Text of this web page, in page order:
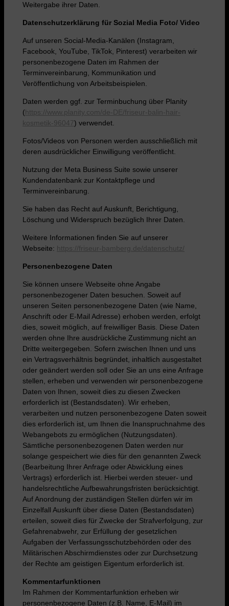
Weitergabe ihrer Daten.
Datenschutzerklärung für Sozial Media Foto/ Video
Auf unseren Social-Media-Kanälen (Instagram,
Facebook, YouTube, TikTok, Pinterest) verarbeiten wir
personenbezogene Daten im Rahmen der
Terminvereinbarung, Kommunikation und
Veröffentlichung von Arbeitsbeispielen.
Daten werden ggf. zur Terminbuchung über Planity
(https://www.planity.com/de-DE/friseur-balin-hair-
kosmetik-96047) verwendet.
Fotos/Videos von Personen werden ausschließlich mit
deren ausdrücklicher Einwilligung veröffentlicht.
Nutzung der Meta Business Suite sowie unserer
Kundendatenbank zur Kontaktpflege und
Terminvereinbarung.
Sie haben das Recht auf Auskunft, Berichtigung,
Löschung und Widerspruch bezüglich Ihrer Daten.
Weitere Informationen finden Sie auf unserer
Webseite: https://friseur-bamberg.de/datenschutz/
Personenbezogene Daten
Sie können unsere Webseite ohne Angabe
personenbezogener Daten besuchen. Soweit auf
unseren Seiten personenbezogene Daten (wie Name,
Anschrift oder E-Mail Adresse) erhoben werden, erfolgt
dies, soweit möglich, auf freiwilliger Basis. Diese Daten
werden ohne Ihre ausdrückliche Zustimmung nicht an
Dritte weitergegeben. Sofern zwischen Ihnen und uns
ein Vertragsverhältnis begründet, inhaltlich ausgestaltet
oder geändert werden soll oder Sie an uns eine Anfrage
stellen, erheben und verwenden wir personenbezogene
Daten von Ihnen, soweit dies zu diesen Zwecken
erforderlich ist (Bestandsdaten). Wir erheben,
verarbeiten und nutzen personenbezogene Daten soweit
dies erforderlich ist, um Ihnen die Inanspruchnahme des
Webangebots zu ermöglichen (Nutzungsdaten).
Sämtliche personenbezogenen Daten werden nur
solange gespeichert wie dies für den genannten Zweck
(Bearbeitung Ihrer Anfrage oder Abwicklung eines
Vertrags) erforderlich ist. Hierbei werden steuer- und
handelsrechtliche Aufbewahrungsfristen berücksichtigt.
Auf Anordnung der zuständigen Stellen dürfen wir im
Einzelfall Auskunft über diese Daten (Bestandsdaten)
erteilen, soweit dies für Zwecke der Strafverfolgung, zur
Gefahrenabwehr, zur Erfüllung der gesetzlichen
Aufgaben der Verfassungsschutzbehörden oder des
Militärischen Abschirmdienstes oder zur Durchsetzung
der Rechte am geistigen Eigentum erforderlich ist.
Kommentarfunktionen
Im Rahmen der Kommentarfunktion erheben wir
personenbezogene Daten (z.B. Name, E-Mail) im